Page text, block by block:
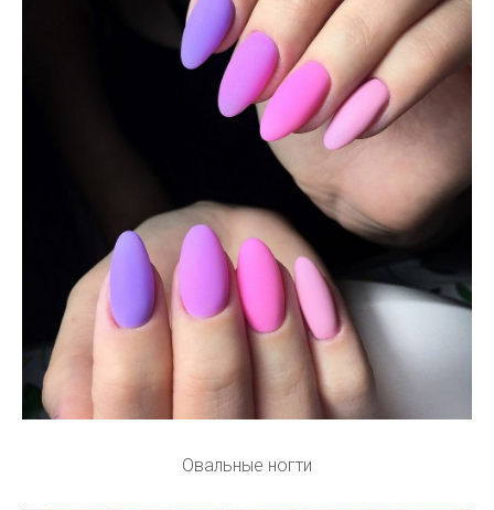
Овальные ногти